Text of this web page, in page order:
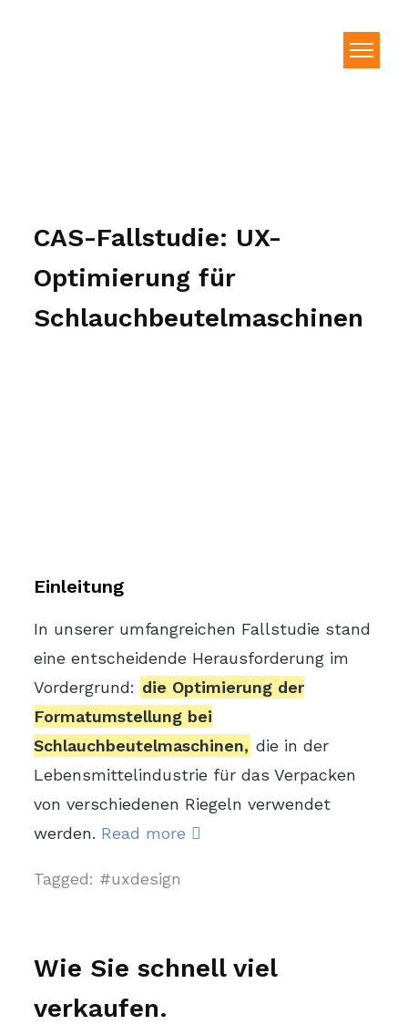
CAS-Fallstudie: UX-
Optimierung für
Schlauchbeutelmaschinen
Einleitung
In unserer umfangreichen Fallstudie stand
eine entscheidende Herausforderung im
Vordergrund: die Optimierung der
Formatumstellung bei
Schlauchbeutelmaschinen, die in der
Lebensmittelindustrie für das Verpacken
von verschiedenen Riegeln verwendet
werden. Read more CAS-
Schlauchbeutelmaschinen
Tagged: uxdesign
Wie Sie schnell viel
verkaufen.